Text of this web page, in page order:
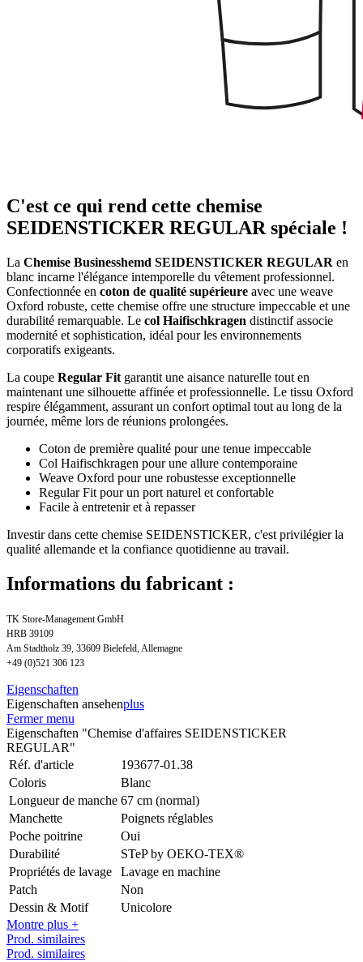
C'est ce qui rend cette chemise
SEIDENSTICKER REGULAR spéciale !
La Chemise Businesshemd SEIDENSTICKER REGULAR en
blanc incarne l'élégance intemporelle du vêtement professionnel.
Confectionnée en coton de qualité supérieure avec une weave
Oxford robuste, cette chemise offre une structure impeccable et une
durabilité remarquable. Le col Haifischkragen distinctif associe
modernité et sophistication, idéal pour les environnements
corporatifs exigeants.
La coupe Regular Fit garantit une aisance naturelle tout en
maintenant une silhouette affinée et professionnelle. Le tissu Oxford
respire élégamment, assurant un confort optimal tout au long de la
journée, même lors de réunions prolongées.
Coton de première qualité pour une tenue impeccable
Col Haifischkragen pour une allure contemporaine
Weave Oxford pour une robustesse exceptionnelle
Regular Fit pour un port naturel et confortable
Facile à entretenir et à repasser
Investir dans cette chemise SEIDENSTICKER, c'est privilégier la
qualité allemande et la confiance quotidienne au travail.
Informations du fabricant :
TK Store-Management GmbH
HRB 39109
Am Stadtholz 39, 33609 Bielefeld, Allemagne
+49 (0)521 306 123
Eigenschaften
Eigenschaften ansehenplus
Fermer menu
Eigenschaften "Chemise d'affaires SEIDENSTICKER
REGULAR"
Réf. d'article
193677-01.38
Coloris
Blanc
Longueur de manche 67 cm (normal)
Manchette
Poignets réglables
Poche poitrine
Oui
Durabilité
STeP by OEKO-TEX®
Propriétés de lavage
Lavage en machine
Patch
Non
Dessin & Motif
Unicolore
Montre plus +
Prod. similaires
Prod. similaires